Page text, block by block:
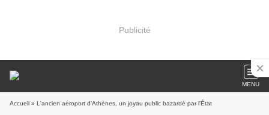
Publicité
MENU
Accueil » L'ancien aéroport d'Athènes, un joyau public bazardé par l'État